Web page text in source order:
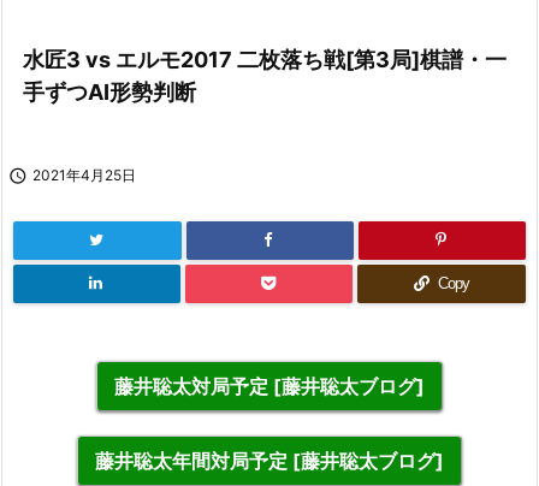
水匠3 vs エルモ2017 二枚落ち戦[第3局]棋譜・一
手ずつAI形勢判断
 2021年4月25日
Copy
藤井聡太対局予定 [藤井聡太ブログ]
藤井聡太年間対局予定 [藤井聡太ブログ]